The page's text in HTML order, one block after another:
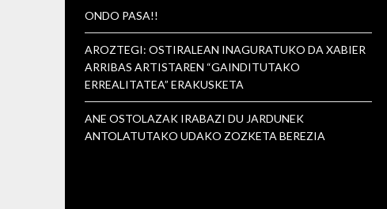
ONDO PASA!!
AROZTEGI: OSTIRALEAN INAGURATUKO DA XABIER
ARRIBAS ARTISTAREN “GAINDITUTAKO
ERREALITATEA” ERAKUSKETA
ANE OSTOLAZAK IRABAZI DU JARDUNEK
ANTOLATUTAKO UDAKO ZOZKETA BEREZIA